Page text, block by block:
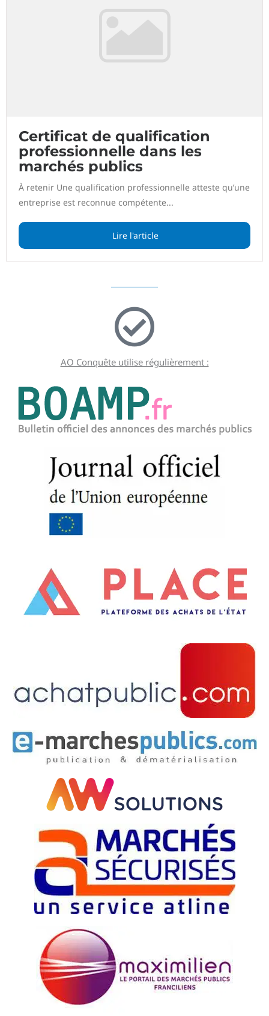
Certificat de qualification
professionnelle dans les
marchés publics
À retenir Une qualification professionnelle atteste qu’une
entreprise est reconnue compétente...
Lire l'article
AO Conquête utilise régulièrement :